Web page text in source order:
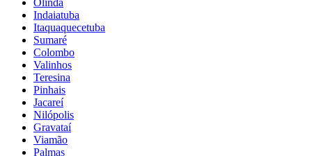
Indaiatuba
Itaquaquecetuba
Sumaré
Colombo
Valinhos
Teresina
Pinhais
Jacareí
Nilópolis
Gravataí
Viamão
Palmas